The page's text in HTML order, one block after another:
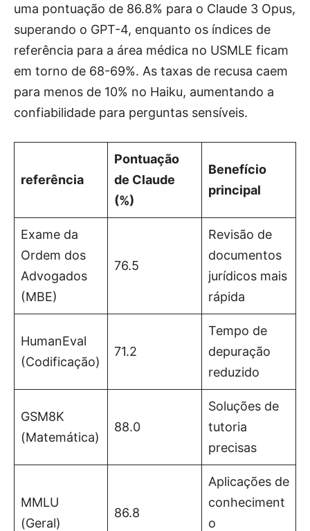
uma pontuação de 86.8% para o Claude 3 Opus,
superando o GPT-4, enquanto os índices de
referência para a área médica no USMLE ficam
em torno de 68-69%. As taxas de recusa caem
para menos de 10% no Haiku, aumentando a
confiabilidade para perguntas sensíveis.
referência
Pontuação
de Claude
(%)
Benefício
principal
Exame da
Ordem dos
Advogados
(MBE)
76.5
Revisão de
documentos
jurídicos mais
rápida
HumanEval
(Codificação)
71.2
Tempo de
depuração
reduzido
GSM8K
(Matemática)
88.0
Soluções de
tutoria
precisas
MMLU
(Geral)
86.8
Aplicações de
conheciment
o